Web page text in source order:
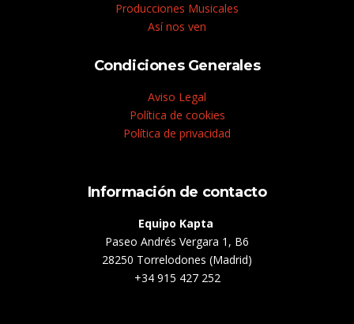
Producciones Musicales
Así nos ven
Condiciones Generales
Aviso Legal
Política de cookies
Política de privacidad
Información de contacto
Equipo Kapta
Paseo Andrés Vergara 1, B6
28250 Torrelodones (Madrid)
+34 915 427 252